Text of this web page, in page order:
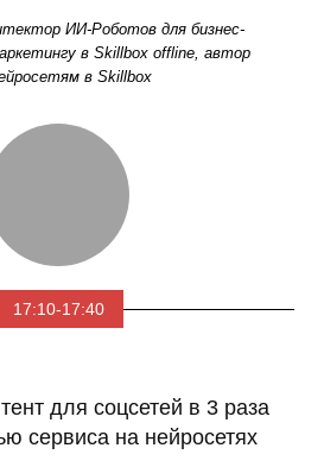
17:10-17:40
ИИ-Роботов для бизнес-
в Skillbox offline, автор
в Skillbox
для соцсетей в 3 раза
сервиса на нейросетях